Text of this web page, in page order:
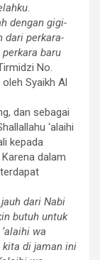
dengan gigi-
dari perkara-
baru
No.
Syaikh Al
dan sebagai
‘alaihi
kepada
dalam
dari Nabi
butuh untuk
wa
di jaman ini